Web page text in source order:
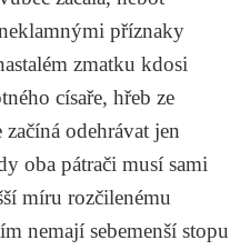
příznaky
zmatku kdosi
císaře, hřeb ze
odehrávat jen
oba pátrači musí sami
míru rozčilenému
nemají sebemenší stopu